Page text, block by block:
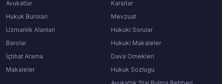
Avukatlar
Hukuk Burolari
Uzmanlik Alanlari
Barolar
İçtihat Arama
Makaleler
Kararlar
Mevzuat
Hukuki Sorular
Hukuki Makaleler
Dava Ornekleri
Hukuk Sozlugu